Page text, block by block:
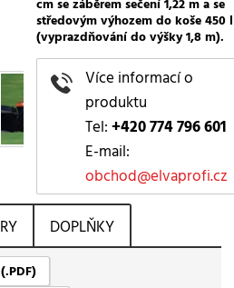
středovým výhozem do koše 450 l
(vyprazdňování do výšky 1,8 m).
Více informací o
produktu
Tel:+420 774 796 601
E-mail:
obchod@elvaprofi.cz
DOPLŇKY